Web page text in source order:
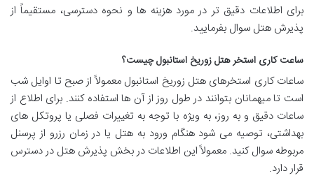
برای اطلاعات دقیق تر در مورد هزینه ها و نحوه دسترسی، مستقیماً از
پذیرش هتل سوال بفرمایید.
ساعت کاری استخر هتل زوریخ استانبول چیست؟
ساعات کاری استخرهای هتل زوریخ استانبول معمولاً از صبح تا اوایل شب
است تا میهمانان بتوانند در طول روز از آن ها استفاده کنند. برای اطلاع از
ساعات دقیق و به روز، به ویژه با توجه به تغییرات فصلی یا پروتکل های
بهداشتی، توصیه می شود هنگام ورود به هتل یا در زمان رزرو از پرسنل
مربوطه سوال کنید. معمولاً این اطلاعات در بخش پذیرش هتل در دسترس
قرار دارد.